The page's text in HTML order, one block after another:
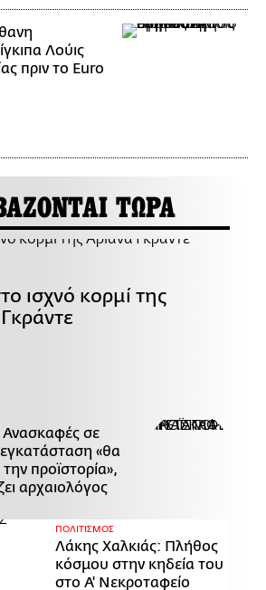
Λούις
πριν το Euro
ΤΩΡΑ
ισχνό κορμί της
Ανασκαφές σε
«θα
προϊστορία»,
αρχαιολόγος
ΠΟΛΙΤΙΣΜΟΣ
Λάκης Χαλκιάς: Πλήθος
κόσμου στην κηδεία του
στο Α' Νεκροταφείο